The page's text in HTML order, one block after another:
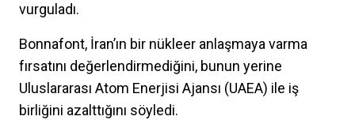
vurguladı.
Bonnafont, İran’ın bir nükleer anlaşmaya varma
fırsatını değerlendirmediğini, bunun yerine
Uluslararası Atom Enerjisi Ajansı (UAEA) ile iş
birliğini azalttığını söyledi.